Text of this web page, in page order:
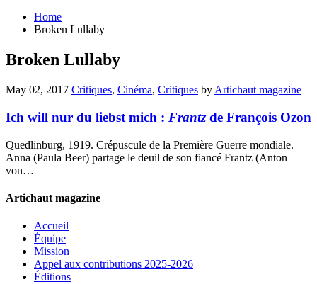
Home
Broken Lullaby
Broken Lullaby
May 02, 2017 Critiques, Cinéma, Critiques by Artichaut magazine
Ich will nur du liebst mich : Frantzde François Ozon
Quedlinburg, 1919. Crépuscule de la Première Guerre mondiale.
Anna (Paula Beer) partage le deuil de son fiancé Frantz (Anton
von…
Artichaut magazine
Accueil
Équipe
Mission
Appel aux contributions 2025-2026
Éditions